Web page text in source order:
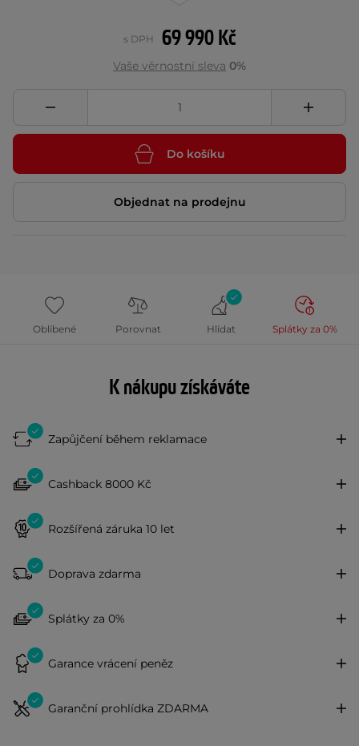
69 990 Kč
s DPH
Vaše věrnostní sleva 0%
Do košíku
Objednat na prodejnu
Oblíbené Porovnat Hlídat Splátky za 0%
K nákupu získáváte
Zapůjčení během reklamace
Cashback 8000 Kč
Rozšířená záruka 10 let
Doprava zdarma
Splátky za 0%
Garance vrácení peněz
Garanční prohlídka ZDARMA